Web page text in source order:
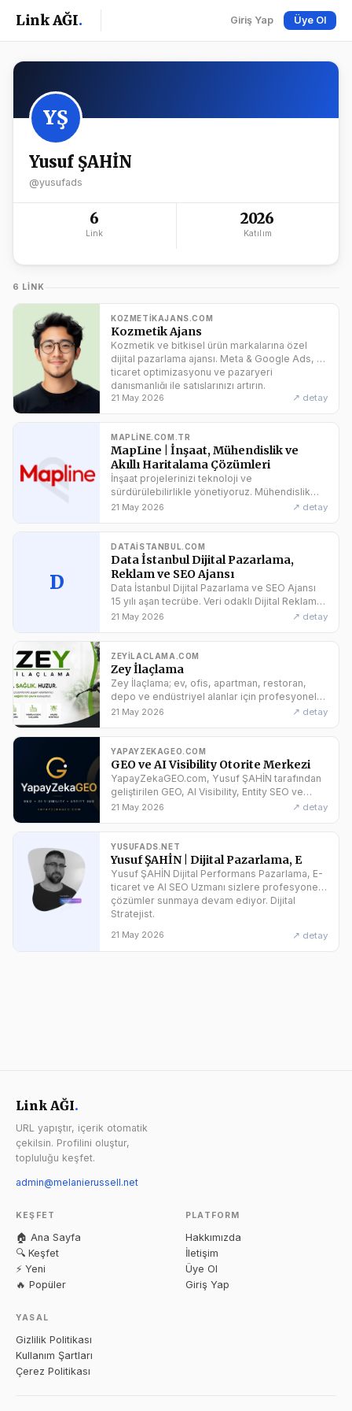
Link AĞI. Giriş Yap Üye Ol
YŞ
Yusuf ŞAHİN
@yusufads
6
Link
2026
Katılım
6 LINK
KOZMETIKAJANS.COM
Kozmetik Ajans
Kozmetik ve bitkisel ürün markalarına özel
dijital pazarlama ajansı. Meta & Google Ads, e-
ticaret optimizasyonu ve pazaryeri
danışmanlığı ile satışlarınızı artırın.
21 May 2026 ↗ detay
MAPLINE.COM.TR
MapLine | İnşaat, Mühendislik ve
Akıllı Haritalama Çözümleri
İnşaat projelerinizi teknoloji ve
sürdürülebilirlikle yönetiyoruz. Mühendislik
çözümleri, haritalama ve akıllı şehirlerde
21 May 2026 ↗ detay
D
DATAISTANBUL.COM
Data İstanbul Dijital Pazarlama,
Reklam ve SEO Ajansı
Data İstanbul Dijital Pazarlama ve SEO Ajansı
15 yılı aşan tecrübe. Veri odaklı Dijital Reklam,
ADS, E-Ticaret ve Sosyal Medya danışmanlığı.
21 May 2026 ↗ detay
ZEYILACLAMA.COM
Zey İlaçlama
Zey İlaçlama; ev, ofis, apartman, restoran,
depo ve endüstriyel alanlar için profesyonel
ilaçlama ve haşere kontrol hizmetleri sunar.
21 May 2026 ↗ detay
YAPAYZEKAGEO.COM
GEO ve AI Visibility Otorite Merkezi
YapayZekaGEO.com, Yusuf ŞAHİN tarafından
geliştirilen GEO, AI Visibility, Entity SEO ve
Answer Engine Optimization otorite
21 May 2026 ↗ detay
YUSUFADS.NET
Yusuf ŞAHİN | Dijital Pazarlama, E
Yusuf ŞAHİN Dijital Performans Pazarlama, E-
ticaret ve AI SEO Uzmanı sizlere profesyonel
çözümler sunmaya devam ediyor. Dijital
Stratejist.
21 May 2026 ↗ detay
Link AĞI.
URL yapıştır, içerik otomatik
çekilsin. Profilini oluştur,
topluluğu keşfet.
admin@melanierussell.net
KEŞFET
🏠 Ana Sayfa
🔍 Keşfet
⚡ Yeni
🔥 Popüler
PLATFORM
Hakkımızda
İletişim
Üye Ol
Giriş Yap
YASAL
Gizlilik Politikası
Kullanım Şartları
Çerez Politikası